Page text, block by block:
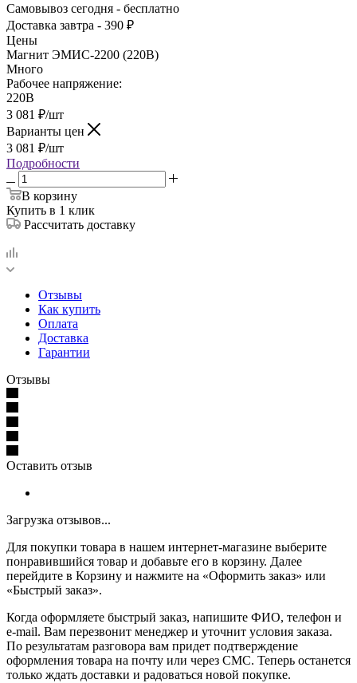
Самовывоз сегодня - бесплатно
Доставка завтра - 390 ₽
Цены
Магнит ЭМИС-2200 (220В)
Много
Рабочее напряжение:
220В
3 081 ₽/шт
Варианты цен
3 081 ₽/шт
Подробности
В корзину
Купить в 1 клик
Рассчитать доставку
Отзывы
Как купить
Оплата
Доставка
Гарантии
Отзывы
Оставить отзыв
Загрузка отзывов...
Для покупки товара в нашем интернет-магазине выберите
понравившийся товар и добавьте его в корзину. Далее
перейдите в Корзину и нажмите на «Оформить заказ» или
«Быстрый заказ».
Когда оформляете быстрый заказ, напишите ФИО, телефон и
e-mail. Вам перезвонит менеджер и уточнит условия заказа.
По результатам разговора вам придет подтверждение
оформления товара на почту или через СМС. Теперь останется
только ждать доставки и радоваться новой покупке.